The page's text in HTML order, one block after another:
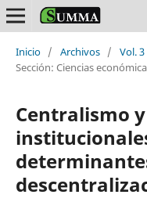
Inicio / Archivos / Vol.
Sección: Ciencias
Centralismo